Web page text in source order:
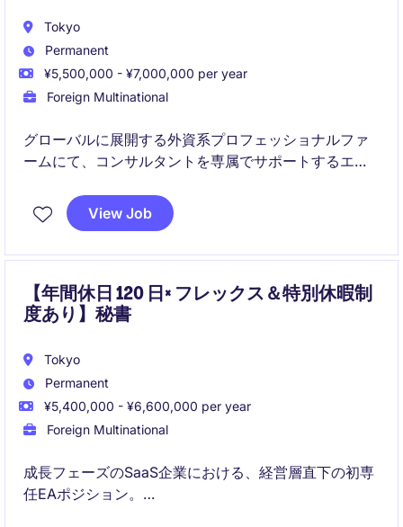
Tokyo
Permanent
¥5,500,000 - ¥7,000,000 per year
Foreign Multinational
グローバルに展開する外資系プロフェッショナルファ
ームにて、コンサルタントを専属でサポートするエグ
スケジュール調整や資料作成、プロジェクト管理など
View Job
【年間休日 120 日× フレックス＆特別休暇制
度あり】秘書
Tokyo
Permanent
¥5,400,000 - ¥6,600,000 per year
Foreign Multinational
成長フェーズのSaaS企業における、経営層直下の初専
任EAポジション。